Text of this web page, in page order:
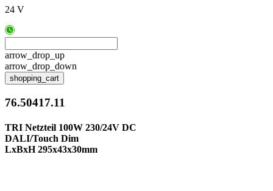
24 V
arrow_drop_up
arrow_drop_down
shopping_cart
76.50417.11
TRI Netzteil 100W 230/24V DC
DALI/Touch Dim
LxBxH 295x43x30mm